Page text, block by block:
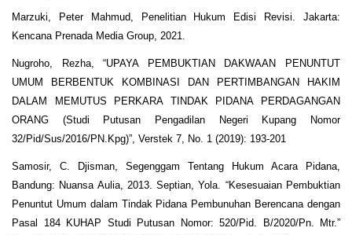
Marzuki, Peter Mahmud, Penelitian Hukum Edisi Revisi. Jakarta:
Kencana Prenada Media Group, 2021.
Nugroho, Rezha, “UPAYA PEMBUKTIAN DAKWAAN PENUNTUT
UMUM BERBENTUK KOMBINASI DAN PERTIMBANGAN HAKIM
DALAM MEMUTUS PERKARA TINDAK PIDANA PERDAGANGAN
ORANG (Studi Putusan Pengadilan Negeri Kupang Nomor
32/Pid/Sus/2016/PN.Kpg)”, Verstek 7, No. 1 (2019): 193-201
Samosir, C. Djisman, Segenggam Tentang Hukum Acara Pidana,
Bandung: Nuansa Aulia, 2013. Septian, Yola. “Kesesuaian Pembuktian
Penuntut Umum dalam Tindak Pidana Pembunuhan Berencana dengan
Pasal 184 KUHAP Studi Putusan Nomor: 520/Pid. B/2020/Pn. Mtr.”